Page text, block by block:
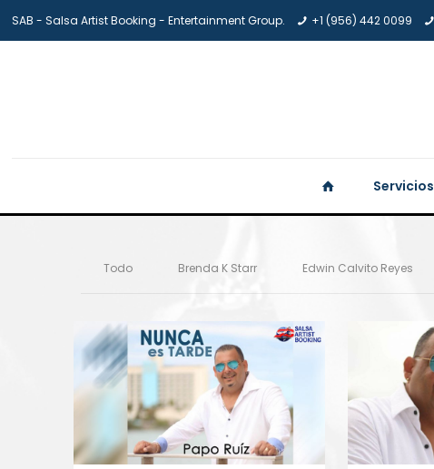
SAB - Salsa Artist Booking - Entertainment Group. +1 (956) 442 0099
Servicios
Todo Brenda K Starr Edwin Calvito Reyes